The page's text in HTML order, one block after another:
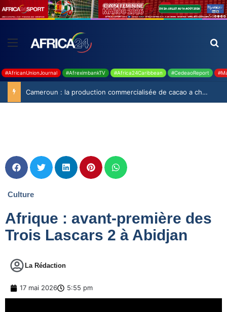
#AfricanUnionJournal #AfreximbankTV #Africa24Caribbean #CedeaoReport
Cameroun : la production commercialisée de cacao a chuté de 19,9% durant la saison 2025-2026
Culture
Afrique : avant-première des
Trois Lascars 2 à Abidjan
La Rédaction
17 mai 2026 5:55 pm